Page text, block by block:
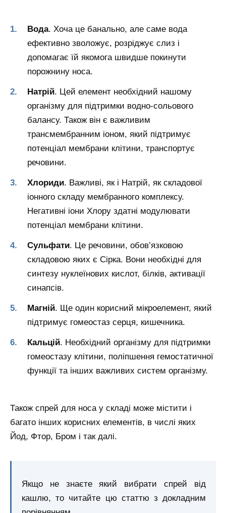
Вода. Хоча це банально, але саме вода
ефективно зволожує, розріджує слиз і
допомагає їй якомога швидше покинути
порожнину носа.
Натрій. Цей елемент необхідний нашому
організму для підтримки водно-сольового
балансу. Також він є важливим
трансмембранним іоном, який підтримує
потенціал мембрани клітини, транспортує
речовини.
Хлориди. Важливі, як і Натрій, як складової
іонного складу мембранного комплексу.
Негативні іони Хлору здатні модулювати
потенціал мембрани клітини.
Сульфати. Це речовини, обов’язковою
складовою яких є Сірка. Вони необхідні для
синтезу нуклеїнових кислот, білків, активації
синапсів.
Магній. Ще один корисний мікроелемент, який
підтримує гомеостаз серця, кишечника.
Кальцій. Необхідний організму для підтримки
гомеостазу клітини, поліпшення гемостатичної
функції та інших важливих систем організму.
Також спрей для носа у складі може містити і
багато інших корисних елементів, в числі яких
Йод, Фтор, Бром і так далі.
Якщо не знаєте який вибрати спрей від
кашлю, то читайте цю статтю з докладним